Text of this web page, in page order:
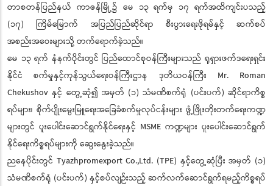
တာစတန်ပြည်နယ် ကာဇန်မြို့၌ မေ ၁၃ ရက်မှ ၁၇ ရက်အထိကျင်းပသည့်
(၁၇) ကြိမ်မြောက် အပြည်ပြည်ဆိုင်ရာ စီးပွားရေးဖိုရမ်နှင့် ဆက်စပ်
အစည်းအဝေးများသို့ တက်ရောက်ခဲ့သည်။
မေ ၁၃ ရက် နံနက်ပိုင်းတွင် ပြည်ထောင်စုဝန်ကြီးများသည် ရုရှားဖက်ဒရေးရှင်း
နိုင်ငံ စက်မှုနှင့်ကုန်သွယ်ရေးဝန်ကြီးဌာန ဒုတိယဝန်ကြီး Mr. Roman
Chekushov နှင့် တွေ့ဆုံ၍ အမှတ် (၁) သံမဏိစက်ရုံ (ပင်းပက်) ဆိုင်ရာကိစ္စ
ရပ်များ၊ စိုက်ပျိုးမွေးမြူရေးအခြေခံစက်မှုလုပ်ငန်းများ ဖွံ့ဖြိုးတိုးတက်ရေးကဏ္ဍ
များတွင် ပူးပေါင်းဆောင်ရွက်နိုင်ရေးနှင့် MSME ကဏ္ဍများ ပူးပေါင်းဆောင်ရွက်
နိုင်ရေးကိစ္စရပ်များကို ဆွေးနွေးခဲ့သည်။
ညနေပိုင်းတွင် Tyazhpromexport Co.,Ltd. (TPE) နှင့်တွေ့ဆုံပြီး အမှတ် (၁)
သံမဏိစက်ရုံ (ပင်းပက်) နှင့်စပ်လျဉ်းသည့် ဆက်လက်ဆောင်ရွက်ရမည့်ကိစ္စရပ်